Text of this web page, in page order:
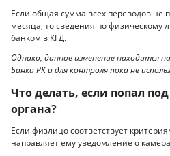
Если общая сумма всех переводов не
месяца, то сведения по физическому
банком в КГД.
Однако, данное изменение находится
Банка РК и для контроля пока не
Что делать, если попал
органа?
Если физлицо соответствует
направляет ему уведомление о